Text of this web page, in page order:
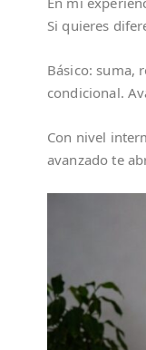
Si quieres
Básico: suma,
condicional.
Con nivel
avanzado te